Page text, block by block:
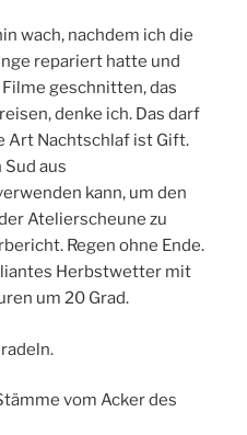
wach, nachdem ich die
repariert hatte und
geschnitten, das
denke ich. Das darf
Art Nachtschlaf ist Gift.
aus
kann, um den
Atelierscheune zu
Regen ohne Ende.
Herbstwetter mit
um 20 Grad.
vom Acker des